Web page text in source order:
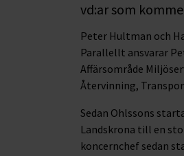
vd:ar som
Peter Hultman och
Parallellt ansvarar
Affärsområde
Återvinning,
Sedan Ohlssons
Landskrona till en
koncernchef sedan